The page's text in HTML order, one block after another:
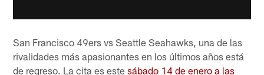
San Francisco 49ers vs Seattle Seahawks, una de las
rivalidades más apasionantes en los últimos años está
de regreso. La cita es estesábado 14 de enero a las